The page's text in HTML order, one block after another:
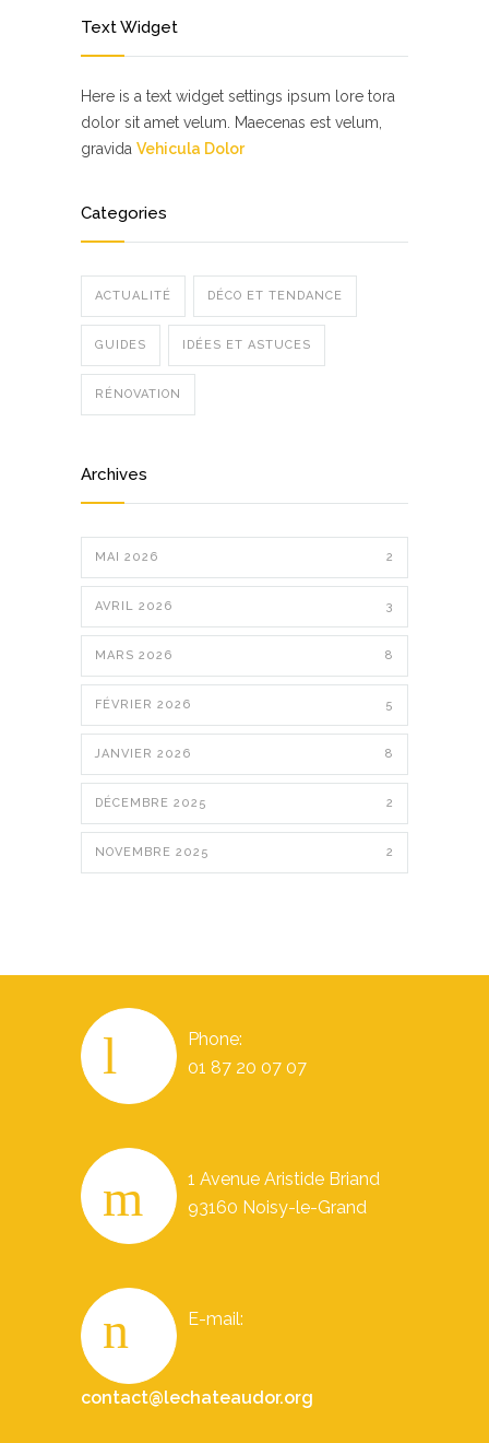
Text Widget
Here is a text widget settings ipsum lore tora
dolor sit amet velum. Maecenas est velum,
gravida Vehicula Dolor
Categories
ACTUALITÉ DÉCO ET TENDANCE
GUIDES IDÉES ET ASTUCES
RÉNOVATION
Archives
MAI 2026 2
AVRIL 2026 3
MARS 2026 8
FÉVRIER 2026 5
JANVIER 2026 8
DÉCEMBRE 2025 2
NOVEMBRE 2025 2
Phone:
01 87 20 07 07
1 Avenue Aristide Briand
93160 Noisy-le-Grand
E-mail:
contact@lechateaudor.org